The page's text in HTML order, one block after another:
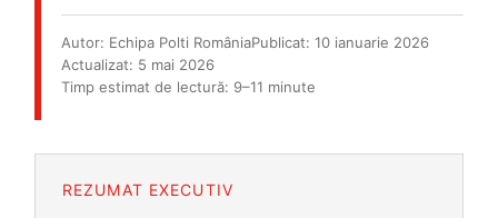
Autor: Echipa Polti RomâniaPublicat: 10 ianuarie 2026
Actualizat: 5 mai 2026
Timp estimat de lectură: 9–11 minute
REZUMAT EXECUTIV